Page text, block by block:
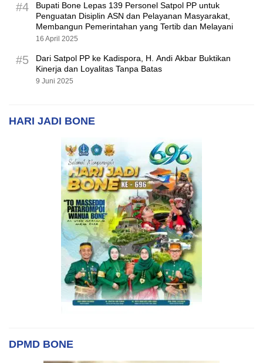
#4
Bupati Bone Lepas 139 Personel Satpol PP untuk
Penguatan Disiplin ASN dan Pelayanan Masyarakat,
Membangun Pemerintahan yang Tertib dan Melayani
16 April 2025
#5
Dari Satpol PP ke Kadispora, H. Andi Akbar Buktikan
Kinerja dan Loyalitas Tanpa Batas
9 Juni 2025
HARI JADI BONE
DPMD BONE